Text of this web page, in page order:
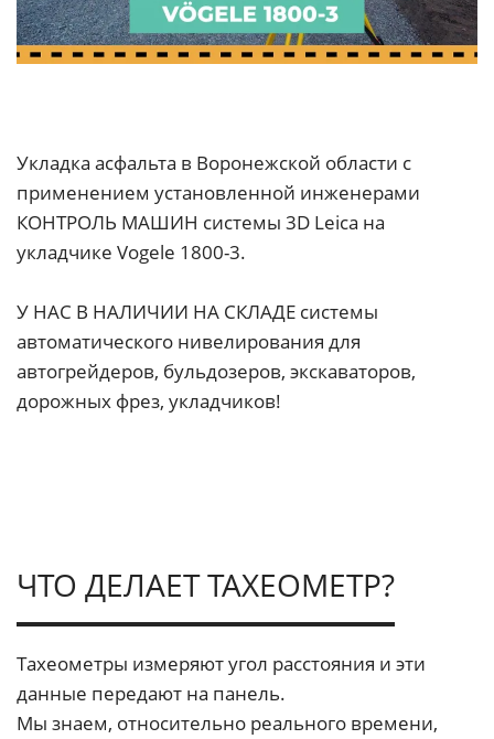
Укладка асфальта в Воронежской области с
применением установленной инженерами
КОНТРОЛЬ МАШИН системы 3D Leica на
укладчике Vogele 1800-3.
У НАС В НАЛИЧИИ НА СКЛАДЕ системы
автоматического нивелирования для
автогрейдеров, бульдозеров, экскаваторов,
дорожных фрез, укладчиков!
ЧТО ДЕЛАЕТ ТАХЕОМЕТР?
Тахеометры измеряют угол расстояния и эти
данные передают на панель.
Мы знаем, относительно реального времени,